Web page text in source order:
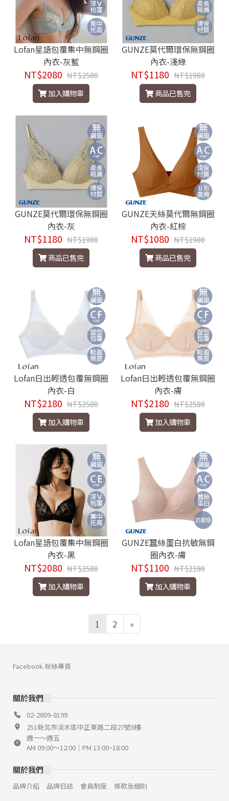
Lofan星語包覆集中無鋼圈
內衣-灰藍
NT$2080 NT$2580
加入購物車
GUNZE莫代爾環保無鋼圈
內衣-淺綠
NT$1180 NT$1980
商品已售完
GUNZE莫代爾環保無鋼圈
內衣-灰
NT$1180 NT$1980
商品已售完
GUNZE天絲莫代爾無鋼圈
內衣-紅棕
NT$1080 NT$1980
商品已售完
Lofan日出輕透包覆無鋼圈
內衣-白
NT$2180 NT$2580
加入購物車
Lofan日出輕透包覆無鋼圈
內衣-膚
NT$2180 NT$2580
加入購物車
Lofan星語包覆集中無鋼圈
內衣-黑
NT$2080 NT$2580
加入購物車
GUNZE蠶絲蛋白抗敏無鋼
圈內衣-膚
NT$1100 NT$2180
加入購物車
1 2 »
關於我們
02-2809-8199
251新北市淡水區中正東路二段27號8樓
週一～週五
AM 09:00～12:00｜PM 13:00~18:00
關於我們
品牌介紹 品牌日誌 會員制度 條款及細則
Facebook 粉絲專頁